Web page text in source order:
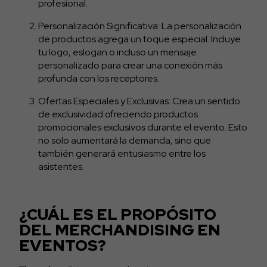
profesional.
Personalización Significativa: La personalización
de productos agrega un toque especial. Incluye
tu logo, eslogan o incluso un mensaje
personalizado para crear una conexión más
profunda con los receptores.
Ofertas Especiales y Exclusivas: Crea un sentido
de exclusividad ofreciendo productos
promocionales exclusivos durante el evento. Esto
no solo aumentará la demanda, sino que
también generará entusiasmo entre los
asistentes.
¿CUÁL ES EL PROPÓSITO
DEL MERCHANDISING EN
EVENTOS?